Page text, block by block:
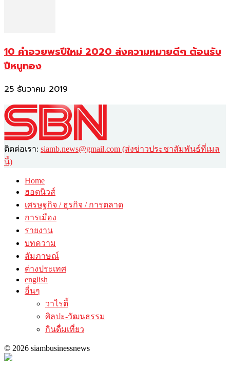
10 คำอวยพรปีใหม่ 2020 ส่งความหมายดีๆ ต้อนรับ
ปีหนูทอง
25 ธันวาคม 2019
ติดต่อเรา: siamb.news@gmail.com (ส่งข่าวประชาสัมพันธ์ที่เมล
นี้)
Home
ฮอตนิวส์
เศรษฐกิจ / ธุรกิจ / การตลาด
การเมือง
รายงาน
บทความ
สัมภาษณ์
ต่างประเทศ
english
อื่นๆ
วาไรตี้
ศิลปะ-วัฒนธรรม
กินดื่มเที่ยว
© 2026 siambusinessnews